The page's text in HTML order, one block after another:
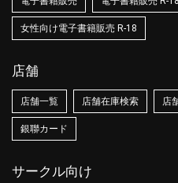
女性向け電子書籍販売 R-18
店舗
店舗一覧 店舗在庫検索 店
銀聯カード
サークル向け